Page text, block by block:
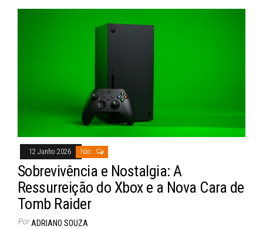
12 Junho 2026 Não
Sobrevivência e Nostalgia: A
Ressurreição do Xbox e a Nova Cara de
Tomb Raider
Por ADRIANO SOUZA